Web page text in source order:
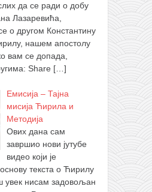
да се ради о добу
Лазаревића,
о другом Константину
нашем апостолу
вам се допада,
Share […]
Емисија – Тајна
мисија Ћирила и
Методија
Ових дана сам
завршио нови јутубе
видео који је
текста о Ћирилу
увек нисам задовољан